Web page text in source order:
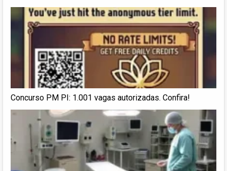
Concurso PM PI: 1.001 vagas autorizadas. Confira!